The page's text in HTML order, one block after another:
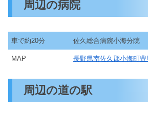
周辺の病院
車で約20分 佐久総合病院小海分院
MAP 長野県南佐久郡小海町豊
周辺の道の駅